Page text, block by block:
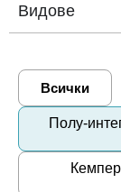
Видове
Всички
Полу-